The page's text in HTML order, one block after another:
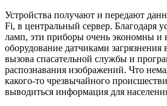
Устройства получают и передают
Fi, в центральный сервер. Благодаря
ламп, эти приборы очень экономны и
оборудование датчиками загрязнения
вызова спасательной службы и
распознавания изображений. Что
какого-то чрезвычайного
выводиться информация для